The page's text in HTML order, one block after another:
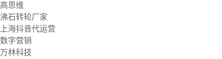
高思维
沸石转轮厂家
上海抖音代运营
数字营销
万林科技